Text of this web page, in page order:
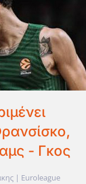
- Γκος
| Euroleague